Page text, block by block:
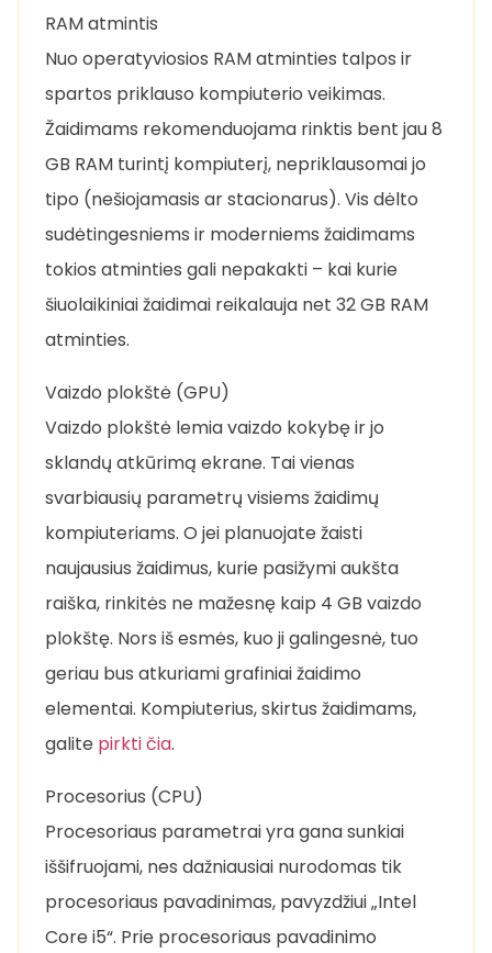
RAM atmintis
Nuo operatyviosios RAM atminties talpos ir
spartos priklauso kompiuterio veikimas.
Žaidimams rekomenduojama rinktis bent jau 8
GB RAM turintį kompiuterį, nepriklausomai jo
tipo (nešiojamasis ar stacionarus). Vis dėlto
sudėtingesniems ir moderniems žaidimams
tokios atminties gali nepakakti – kai kurie
šiuolaikiniai žaidimai reikalauja net 32 GB RAM
atminties.
Vaizdo plokštė (GPU)
Vaizdo plokštė lemia vaizdo kokybę ir jo
sklandų atkūrimą ekrane. Tai vienas
svarbiausių parametrų visiems žaidimų
kompiuteriams. O jei planuojate žaisti
naujausius žaidimus, kurie pasižymi aukšta
raiška, rinkitės ne mažesnę kaip 4 GB vaizdo
plokštę. Nors iš esmės, kuo ji galingesnė, tuo
geriau bus atkuriami grafiniai žaidimo
elementai. Kompiuterius, skirtus žaidimams,
galite pirkti čia.
Procesorius (CPU)
Procesoriaus parametrai yra gana sunkiai
iššifruojami, nes dažniausiai nurodomas tik
procesoriaus pavadinimas, pavyzdžiui „Intel
Core i5“. Prie procesoriaus pavadinimo